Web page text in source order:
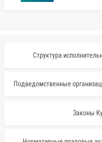
Структура
Подведомственные
Законы